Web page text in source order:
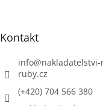
Kontakt
info@nakladatelstvi-
ruby.cz
(+420) 704 566 380